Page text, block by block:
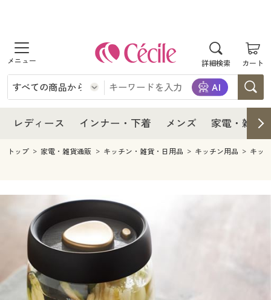
詳細検索 カート
商品を探す
レディース
レディースファッション
インナー・下着
インナー・下着通販すべて
メンズ下着
ジュニア・ティーンズ下着
メンズ
メンズファッション
メンズ下着
家電・雑貨すべて
キッチン・雑貨・日用品
寝具・インテリア・家具
寝具・インテリア・家具通販すべて
家具・収納
美容・健康
美容・健康通販すべて
制服・スクール
レディース インナー・下着 メンズ 家電・雑貨
レディース
レディース通販すべて
レディースファッション
インナー・下着
インナー・下着通販すべて
ジュニア・ティーンズ下着
メンズ
メンズ下着
キッチン・雑貨・日用品
寝具・インテリア・家具通販すべて
家具・収納
寝具・ベッド
美容・健康
美容・健康通販すべて
美容・健康・サプリメント
制服・スクール
制服・スクールすべて
大きいサイズ
トップ 家電・雑貨通販 キッチン・雑貨・日用品 キッチン用品 キッ